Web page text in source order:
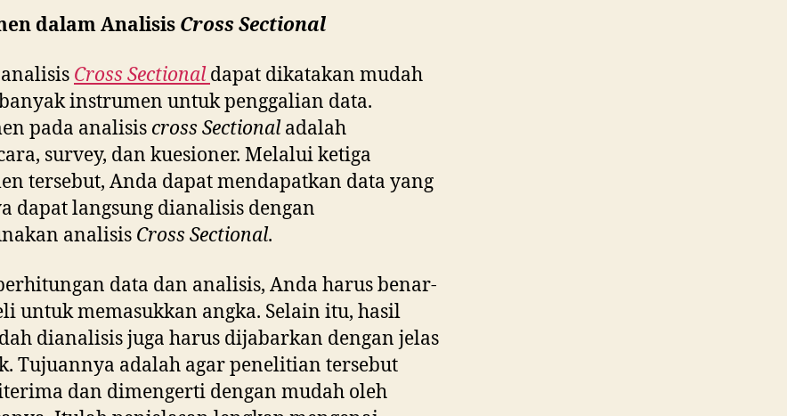
dalam Analisis Cross Sectional
Cross Sectional dapat dikatakan mudah
instrumen untuk penggalian data.
pada analisis cross Sectionaladalah
survey, dan kuesioner. Melalui ketiga
tersebut, Anda dapat mendapatkan data yang
dapat langsung dianalisis dengan
analisis Cross Sectional.
data dan analisis, Anda harus benar-
untuk memasukkan angka. Selain itu, hasil
dianalisis juga harus dijabarkan dengan jelas
Tujuannya adalah agar penelitian tersebut
dan dimengerti dengan mudah oleh